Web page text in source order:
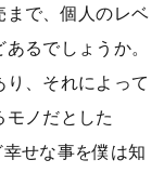
で、個人のレベ
るでしょうか。
、それによって
ノだとした
せな事を僕は知